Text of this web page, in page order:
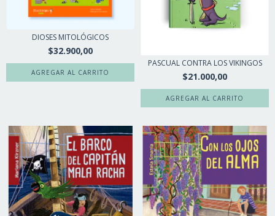
DIOSES MITOLÓGICOS
$32.900,00
PASCUAL CONTRA LOS VIKINGOS
$21.000,00